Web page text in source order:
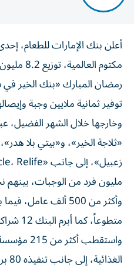
أعلن بنك الإمارات للطعام،
مكتوم
رمضان المبارك «بنك الخير
توفير ثمانية ملايين وجبة
«ثلاجة الخير»، و«بيتي بلا
واستقطب
الغذائية، إلى جانب تنفيذه 80 برنامجاً توعوياً.